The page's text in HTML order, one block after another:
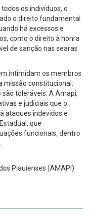
os indivíduos, o
o direito fundamental
há excessos e
como o direito à honra
de sanção nas searas
intimidam os membros
missão constitucional.
toleráveis. A Amapi,
e judiciais que o
ataques indevidos e
que
funcionais, dentro
Piauienses (AMAPI)